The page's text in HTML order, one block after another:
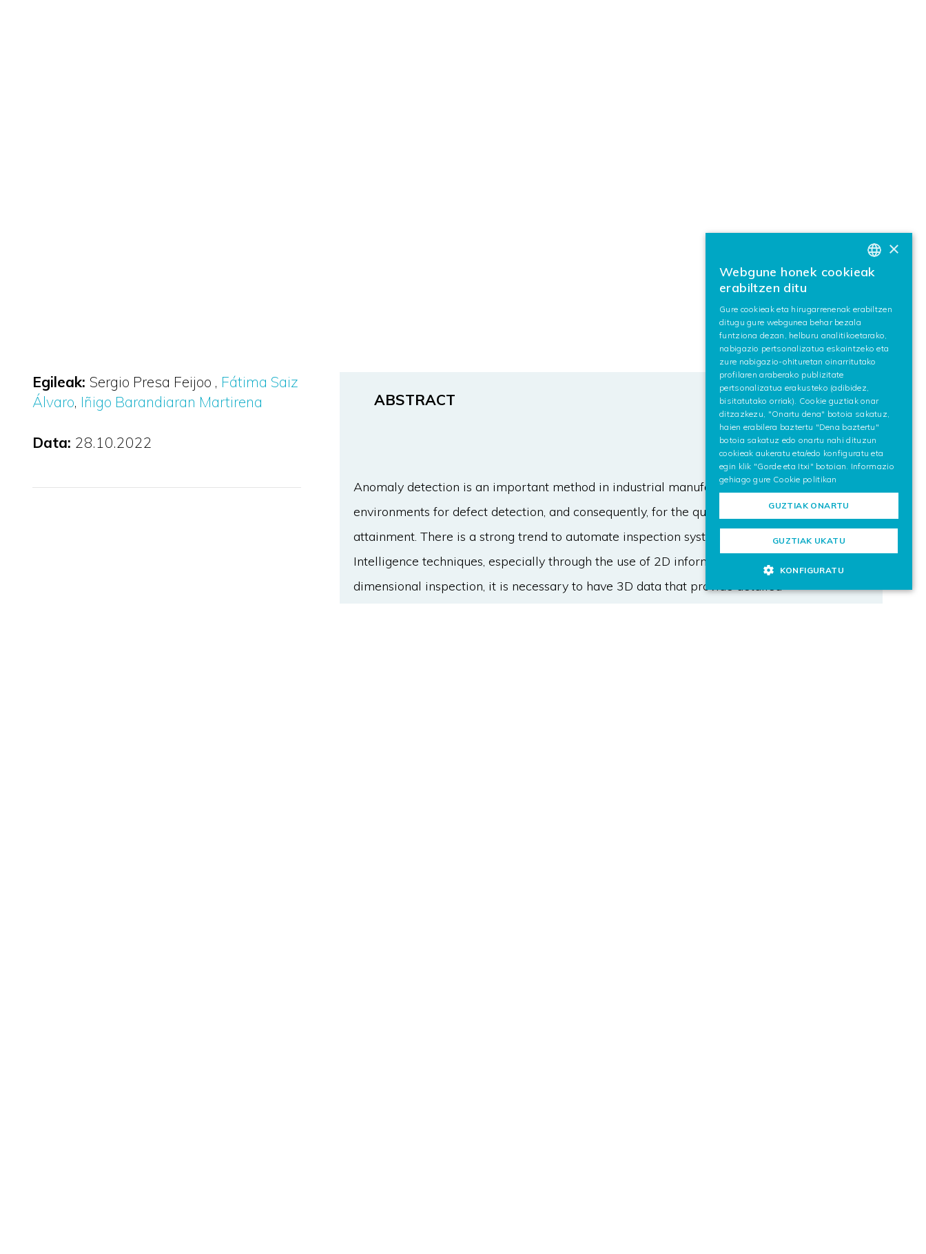
Egileak: Sergio Presa Feijoo
Fátima Saiz
Álvaro Iñigo Barandiaran Martirena
Data: 28.10.2022
ABSTRACT
Anomaly detection is an important method in industrial manufacturing
environments for defect detection, and consequently, for the quality requirements
attainment. There is a strong trend to automate inspection systems using Artificial
Intelligence techniques, especially through the use of 2D information. However, for
dimensional inspection, it is necessary to have 3D data that provide detailed
BASQUE
×
Webgune honek cookieak
erabiltzen ditu
Gure cookieak eta hirugarrenenak erabiltzen
ditugu gure webgunea behar bezala
funtziona dezan, helburu analitikoetarako,
nabigazio pertsonalizatua eskaintzeko eta
zure nabigazio-ohituretan oinarritutako
profilaren araberako publizitate
pertsonalizatua erakusteko (adibidez,
bisitatutako orriak). Cookie guztiak onar
ditzazkezu, "Onartu dena" botoia sakatuz,
haien erabilera baztertu "Dena baztertu"
botoia sakatuz edo onartu nahi dituzun
cookieak aukeratu eta/edo konfiguratu eta
egin klik "Gorde eta Itxi" botoian. Informazio
gehiago gure Cookie politikan
GUZTIAK ONARTU
GUZTIAK UKATU
KONFIGURATU